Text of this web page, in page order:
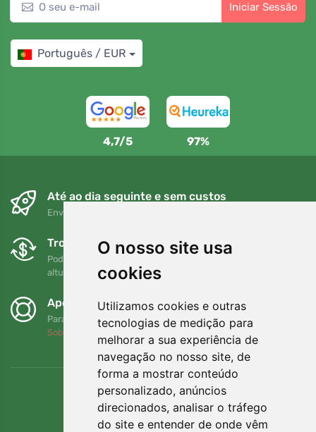
O nosso site usa
cookies
Utilizamos cookies e outras
tecnologias de medição para
melhorar a sua experiência de
navegação no nosso site, de
forma a mostrar conteúdo
personalizado, anúncios
direcionados, analisar o tráfego
do site e entender de onde vêm
Iniciar Sessão
Português / EUR
4,7/5 97%
Até ao dia seguinte e sem custos
Envio gratuito para encomendas superiores a 80 EUR
Trocas e devoluções gratuitas
Pode devolver ou trocar a sua encomenda em qualquer
altura no prazo de 90 dias
Apoiamos a Trees.org
Para cada encomenda plantamos uma árvore! Leia mais
Sobre nós